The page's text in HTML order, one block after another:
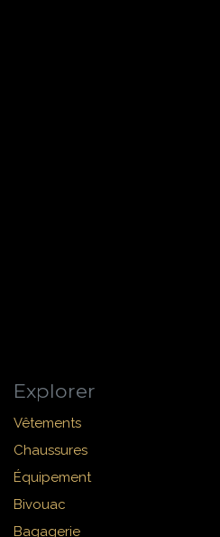
Explorer
Vêtements
Chaussures
Équipement
Bivouac
Bagagerie